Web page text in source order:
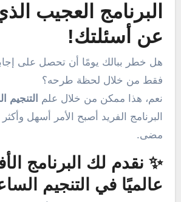
البرنامج العجيب
عن أسئلتك!
هل خطر ببالك يومًا أن تحصل على إجابة دقيقة لسؤالك
فقط من خلال لحظة طرحه؟
نعم، هذا ممكن من خلال علم
التنجيم
البرنامج الفريد أصبح الأمر أسهل
مضى.
✨ نقدم لك البرنامج
عالميًا في التنجيم